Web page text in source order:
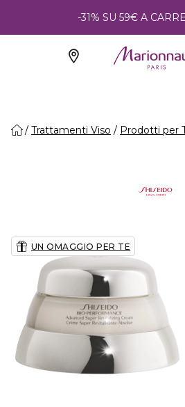
-31% SU 59€ A
Trattamenti Viso Prodotti per
UN OMAGGIO PER TE